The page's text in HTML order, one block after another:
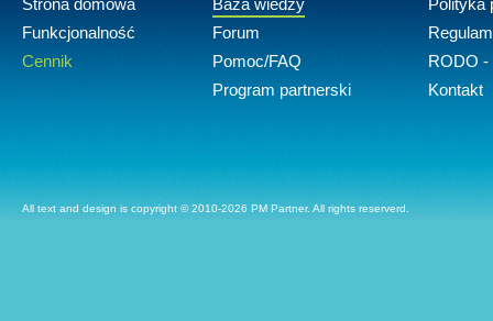
Strona domowa
Funkcjonalność
Cennik
Baza wiedzy
Forum
Pomoc/FAQ
Program partnerski
Polityka
RODO -
Kontakt
All text and design is copyright © 2010-2026 PM Partner. All rights reserverd.